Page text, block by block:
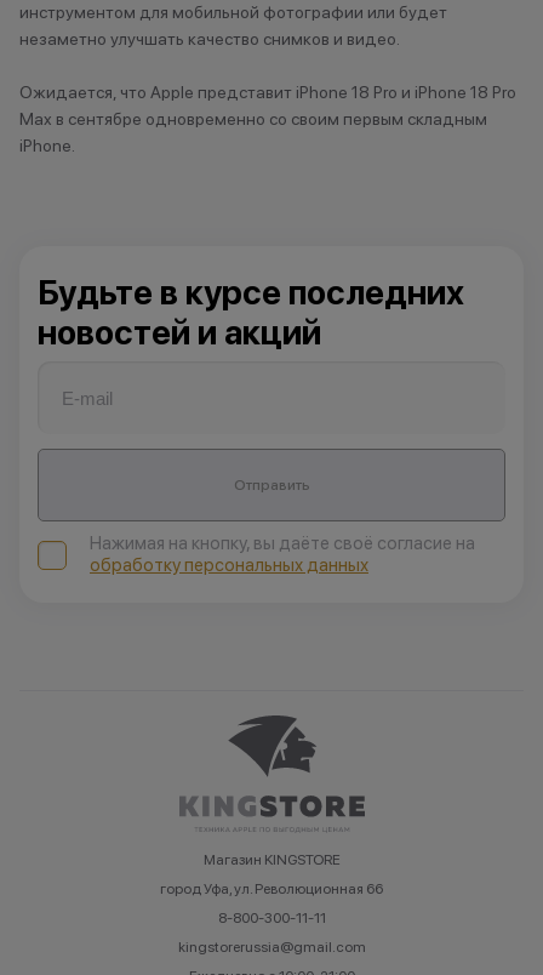
инструментом для мобильной фотографии или будет
незаметно улучшать качество снимков и видео.
Ожидается, что Apple представит iPhone 18 Pro и iPhone 18 Pro
Max в сентябре одновременно со своим первым складным
iPhone.
Будьте в курсе последних
новостей и акций
Отправить
Нажимая на кнопку, вы даёте своё согласие на
обработку персональных данных
Магазин KINGSTORE
город Уфа, ул. Революционная 66
8-800-300-11-11
kingstorerussia@gmail.com